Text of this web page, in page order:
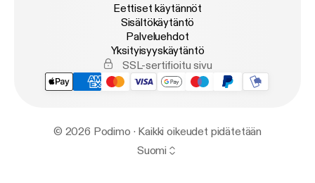
Eettiset käytännöt
Sisältökäytäntö
Palveluehdot
Yksityisyyskäytäntö
SSL-sertifioitu sivu
© 2026 Podimo · Kaikki oikeudet pidätetään
Suomi